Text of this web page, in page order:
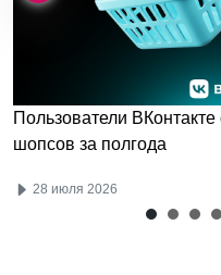
Пользователи
шопсов за полгода
28 июля 2026